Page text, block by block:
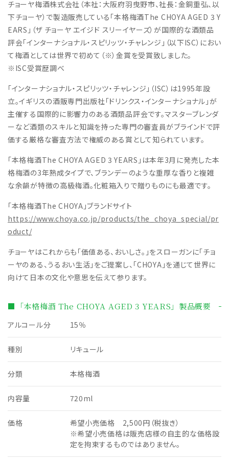
チョーヤ梅酒株式会社（本社：大阪府羽曳野市、社長：金銅重弘、以
下チョーヤ）で製造販売している「本格梅酒The CHOYA AGED 3 Y
EARS」（ザ チョーヤ エイジド スリーイヤーズ）が国際的な酒類品
評会「インターナショナル・スピリッツ・チャレンジ」（以下ISC）におい
て梅酒としては世界で初めて（※）金賞を受賞致しました。
※ISC受賞歴調べ
「インターナショナル・スピリッツ・チャレンジ」（ISC）は1995年設
立。イギリスの酒販専門出版社「ドリンクス・インターナショナル」が
主催する国際的に影響力のある酒類品評会です。マスターブレンダ
ーなど酒類のスキルと知識を持った専門の審査員がブラインドで評
価する厳格な審査方法で権威のある賞として知られています。
「本格梅酒The CHOYA AGED 3 YEARS」は本年3月に発売した本
格梅酒の3年熟成タイプで、ブランデーのような重厚な香りと複雑
な余韻が特徴の高級梅酒。化粧箱入りで贈りものにも最適です。
「本格梅酒The CHOYA」ブランドサイト
https://www.choya.co.jp/products/the_choya_special/pr
oduct/
チョーヤはこれからも「価値ある、おいしさ。」をスローガンに「チョ
ーヤのある、うるおい生活」をご提案し、「CHOYA」を通じて世界に
向けて日本の文化や意思を伝えて参ります。
■「本格梅酒 The CHOYA AGED 3 YEARS」製品概要
アルコール分 15％
種別 リキュール
分類 本格梅酒
内容量 720ml
価格
希望小売価格 2,500円（税抜き）
※希望小売価格は販売店様の自主的な価格設
定を拘束するものではありません。